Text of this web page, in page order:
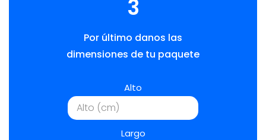
3
Por último danos las
dimensiones de tu paquete
Alto
Largo